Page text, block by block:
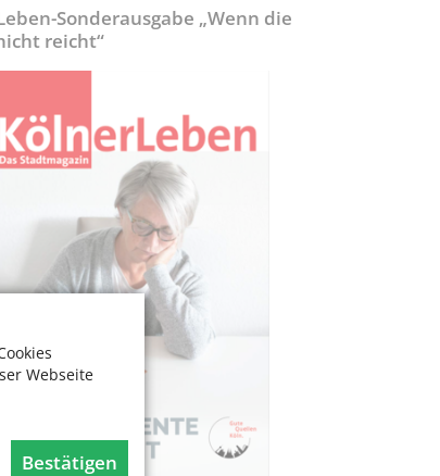
Webseite
Bestätigen
Sonderausgabe „Wenn die
reicht“